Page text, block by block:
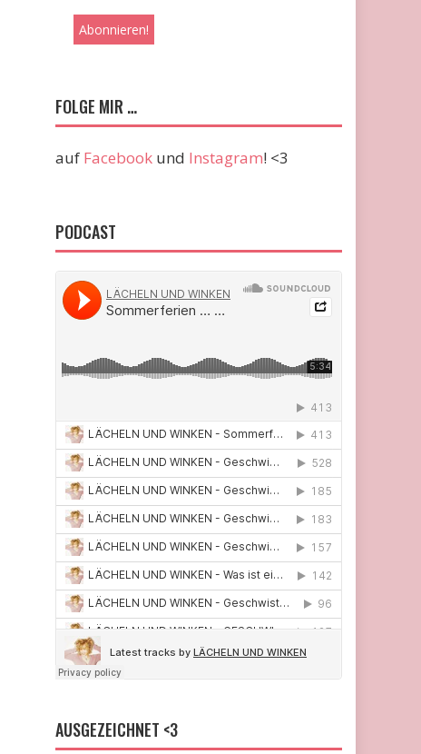
FOLGE MIR …
auf Facebook und Instagram! <3
PODCAST
AUSGEZEICHNET <3